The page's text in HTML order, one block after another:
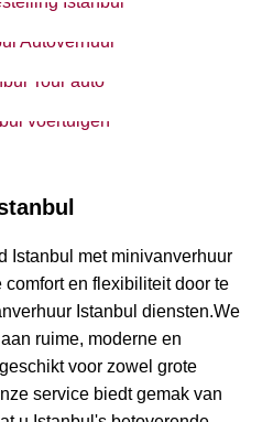
Istanbul met minivanverhuur
comfort en flexibiliteit door te
Istanbul diensten.We
ruime, moderne en
voor zowel grote
service biedt gemak van